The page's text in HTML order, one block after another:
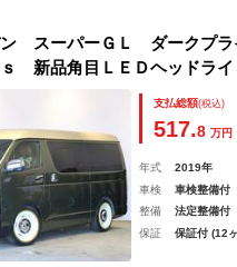
ン スーパーＧＬ ダークプ
ｓ 新品角目ＬＥＤヘッドラ
ン製１０インチ後席モニタ
ートカバー×オルテガ柄 ア
支払総額(税込)
517.8 万円
年式 2019年
車検
車検整備付
整備
法定整備付
保証
保証付 (12